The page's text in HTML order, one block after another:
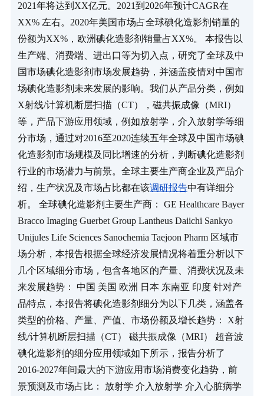
2021年将达到XX亿元。2021到2026年预计CAGR在
XX% 左右。2020年美国市场占全球碘化造影剂销量的
份额为XX%，欧洲碘化造影剂销量占XX%。 本报告以
生产端、消费端、进出口等为切入点，研究了全球及中
国市场碘化造影剂市场发展趋势，并涵盖疫情对中国市
场碘化造影剂未来发展的影响。我们从产品分类，例如
X射线/计算机断层扫描（CT），磁共振成像（MRI）
等，产品下游应用领域，例如放射学，介入放射学等细
分市场，通过对2016至2020连续五年全球及中国市场碘
化造影剂市场规模及同比增速的分析，判断碘化造影剂
行业的市场潜力与前景。全球主要生产商企业及产品介
绍，生产状况及市场占比都在该调研报告中有详细分
析。 全球碘化造影剂主要生产商： GE Healthcare Bayer
Bracco Imaging Guerbet Group Lantheus Daiichi Sankyo
Unijules Life Sciences Sanochemia Taejoon Pharm 区域市
场分析，本报告根据全球经济发展情况将着重分析以下
几个区域细分市场，包含各地区的产量、消费状况及未
来发展趋势： 中国 美国 欧洲 日本 东南亚 印度 针对产
品特点，本报告将碘化造影剂细分为以下几类，涵盖各
类型的价格、产量、产值、市场份额及增长趋势： X射
线/计算机断层扫描（CT） 磁共振成像（MRI） 超音波
碘化造影剂的细分应用领域如下所示，报告分析了
2016-2027年间最大的下游应用市场消费变化趋势，前
景预测及市场占比： 放射学 介入放射学 介入心脏病学